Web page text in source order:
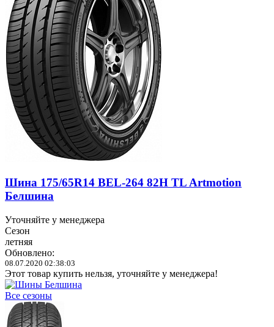
Шина 175/65R14 BEL-264 82H TL Artmotion
Белшина
Уточняйте у менеджера
Сезон
летняя
Обновлено:
08.07.2020 02:38:03
Этот товар купить нельзя, уточняйте у менеджера!
Все сезоны